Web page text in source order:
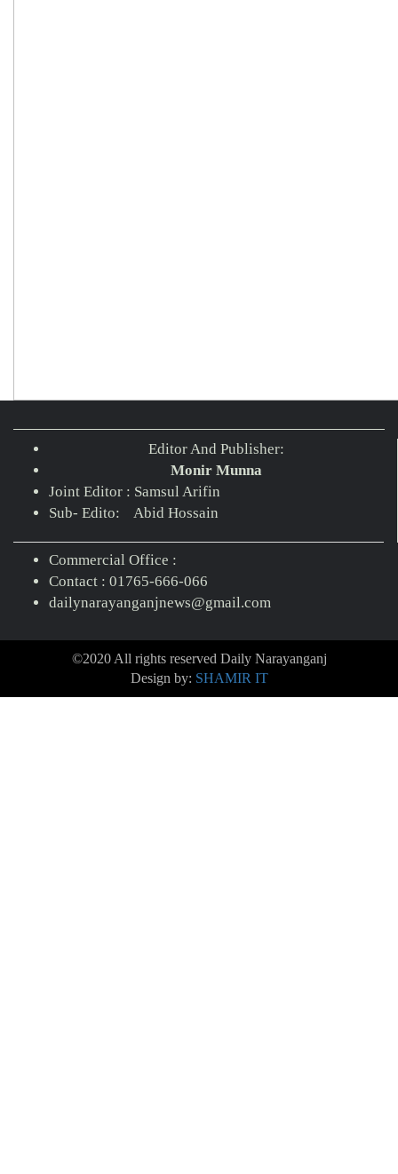
Editor And Publisher:
Monir Munna
Joint Editor : Samsul Arifin
Sub- Edito: Abid Hossain
Commercial Office :
Contact : 01765-666-066
dailynarayanganjnews@gmail.com
©2020 All rights reserved Daily Narayanganj
Design by: SHAMIR IT